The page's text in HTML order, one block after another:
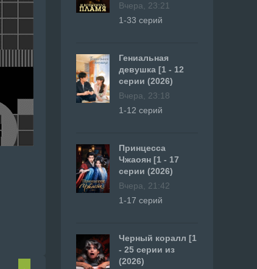
Вчера, 23:21
1-33 серий
Гениальная
девушка [1 - 12
серии (2026)
Вчера, 23:18
1-12 серий
Принцесса
Чжаоян [1 - 17
серии (2026)
Вчера, 21:42
1-17 серий
Черный коралл [1
- 25 серии из
(2026)